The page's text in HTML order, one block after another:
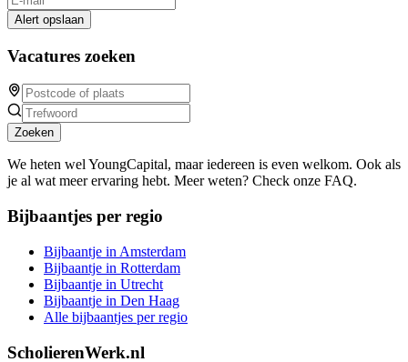
Alert opslaan
Vacatures zoeken
Zoeken
We heten wel YoungCapital, maar iedereen is even welkom. Ook als
je al wat meer ervaring hebt. Meer weten? Check onze FAQ.
Bijbaantjes per regio
Bijbaantje in Amsterdam
Bijbaantje in Rotterdam
Bijbaantje in Utrecht
Bijbaantje in Den Haag
Alle bijbaantjes per regio
ScholierenWerk.nl